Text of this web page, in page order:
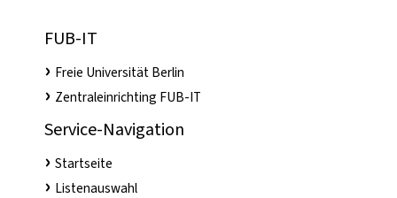
FUB-IT
Freie Universität Berlin
Zentraleinrichting FUB-IT
Service-Navigation
Startseite
Listenauswahl